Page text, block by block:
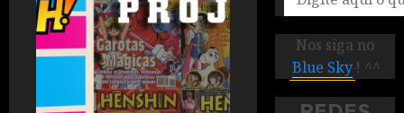
Nos siga no
Blue Sky ! ^^